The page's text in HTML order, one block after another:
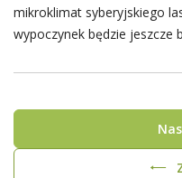
mikroklimat syberyjskiego
wypoczynek będzie jeszcze